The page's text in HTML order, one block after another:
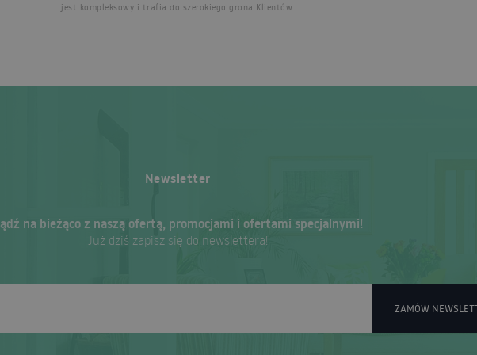
jest kompleksowy i trafia do szerokiego grona Klientów.
Newsletter
na bieżąco z naszą ofertą, promocjami i ofertami specjalnymi!
Już dziś zapisz się do newslettera!
ZAMÓW